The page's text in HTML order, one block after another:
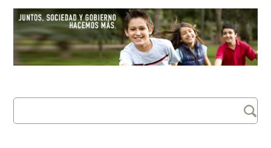
FORMULARIO DE
Buscar